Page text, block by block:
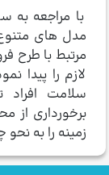
با مراجعه
مدل های
مرتبط با طرح
لازم را پیدا
سلامت افراد
برخورداری از
زمینه را به